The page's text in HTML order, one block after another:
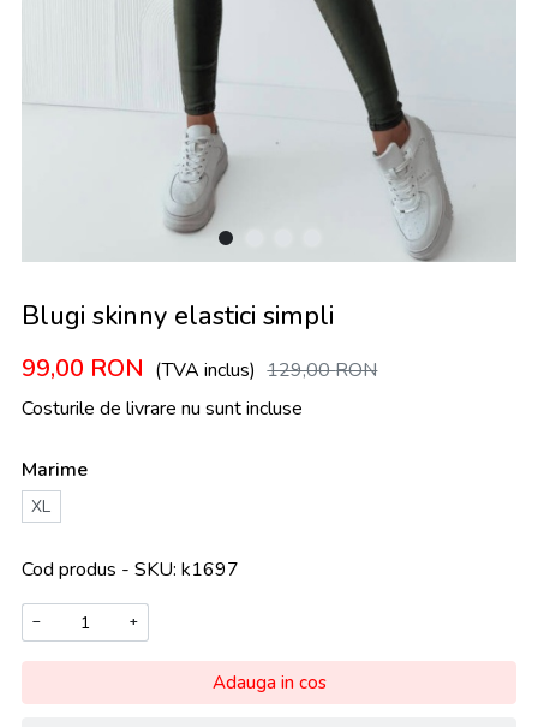
Blugi skinny elastici simpli
99,00 RON (TVA inclus) 129,00RON
Costurile de livrare nu sunt incluse
Marime
XL
Cod produs - SKU k1697
− +
Adauga in cos